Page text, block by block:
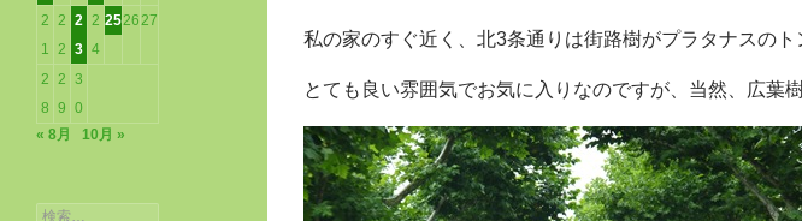
私の家のすぐ近く、北3条通りは街路樹がプラタナスのト
とても良い雰囲気でお気に入りなのですが、当然、広葉
2
1
2
2
2
3
2
4
252627
2
8
2
9
3
0
« 8月
10月 »
検